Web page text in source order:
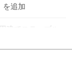
を追加
建てステーブル